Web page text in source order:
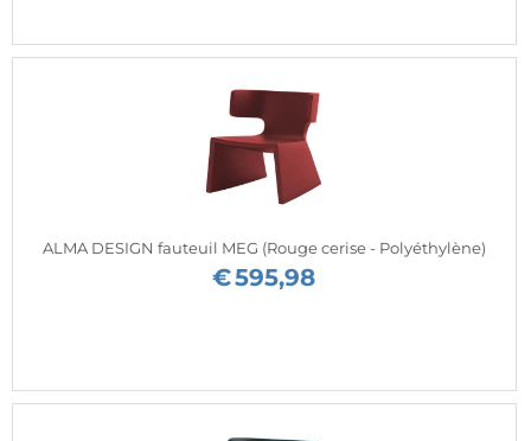
ALMA DESIGN fauteuil MEG (Rouge cerise - Polyéthylène)
€595,98